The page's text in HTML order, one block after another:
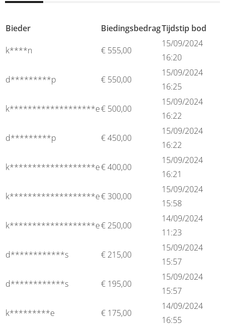
Bieder BiedingsbedragTijdstip bod
k****n
€ 555,00
15/09/2024
16:20
d*********p
€ 550,00
15/09/2024
16:25
k*******************e€ 500,00
15/09/2024
16:22
d*********p
€450,00
15/09/2024
16:22
k*******************e€400,00
15/09/2024
16:21
k*******************e€ 300,00
15/09/2024
15:58
k*******************e€ 250,00
14/09/2024
11:23
d************s
€ 215,00
15/09/2024
15:57
d************s
€ 195,00
15/09/2024
15:57
k*********e
€ 175,00
14/09/2024
16:55